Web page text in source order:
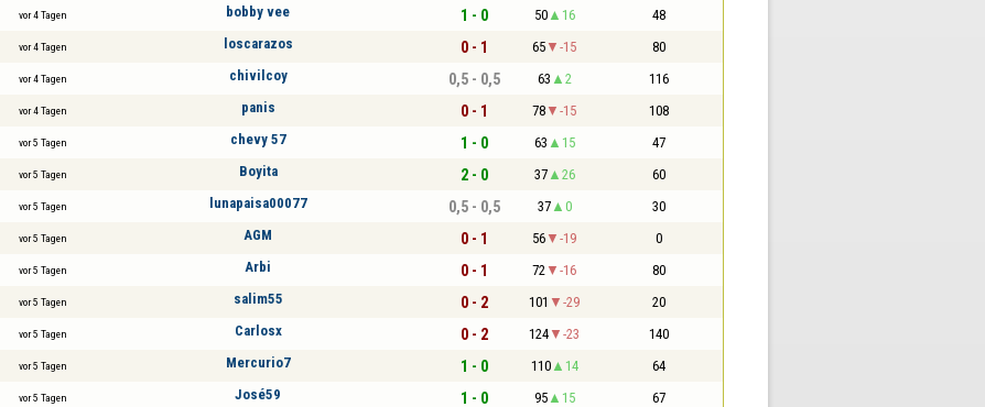
vor 4 Tagen bobby vee 1 - 0 50 16 48
vor 4 Tagen loscarazos 0 - 1 65 -15 80
vor 4 Tagen chivilcoy 0,5 - 0,5 63 2 116
vor 4 Tagen panis 0 - 1 78 -15 108
vor 5 Tagen chevy 57 1 - 0 63 15 47
vor 5 Tagen Boyita 2 - 0 37 26 60
vor 5 Tagen lunapaisa00077 0,5 - 0,5 37 0 30
vor 5 Tagen AGM 0 - 1 56 -19 0
vor 5 Tagen Arbi 0 - 1 72 -16 80
vor 5 Tagen salim55 0 - 2 101 -29 20
vor 5 Tagen Carlosx 0 - 2 124 -23 140
vor 5 Tagen Mercurio7 1 - 0 110 14 64
vor 5 Tagen José59 1 - 0 95 15 67